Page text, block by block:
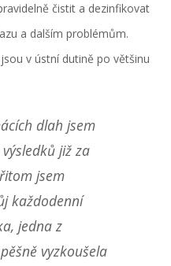
čistit a dezinfikovat
a dalším problémům.
v ústní dutině po většinu
dlah jsem
již za
jsem
každodenní
jedna z
vyzkoušela